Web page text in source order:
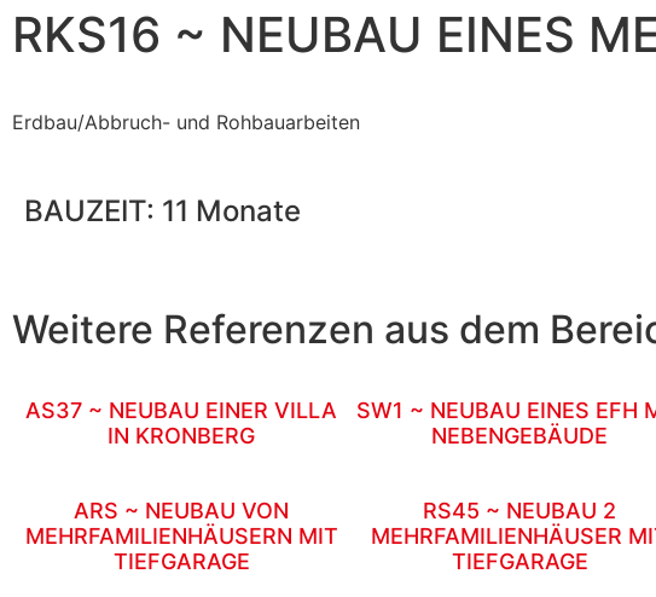
RKS16 ~ NEUBAU EINES
Erdbau/Abbruch- und Rohbauarbeiten
BAUZEIT: 11 Monate
Weitere Referenzen aus dem
AS37 ~ NEUBAU EINER VILLA
IN KRONBERG
SW1 ~ NEUBAU EINES EFH
NEBENGEBÄUDE
ARS ~ NEUBAU VON
MEHRFAMILIENHÄUSERN MIT
TIEFGARAGE
RS45 ~ NEUBAU 2
MEHRFAMILIENHÄUSER
TIEFGARAGE